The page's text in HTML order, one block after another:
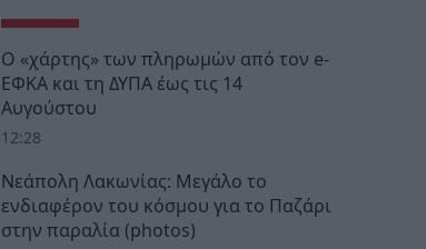
Ο «χάρτης» των πληρωμών από τον e-
ΕΦΚΑ και τη ΔΥΠΑ έως τις 14
Αυγούστου
12:28
Νεάπολη Λακωνίας: Μεγάλο το
ενδιαφέρον του κόσμου για το Παζάρι
στην παραλία (photos)